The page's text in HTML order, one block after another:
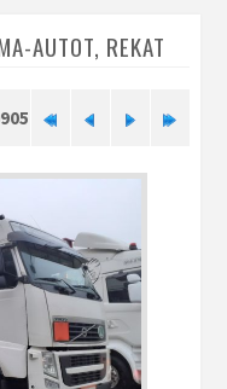
AUTOT, REKAT